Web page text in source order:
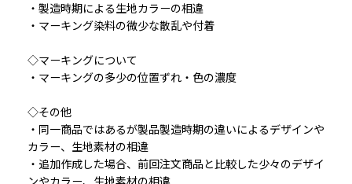
・製造時期による生地カラーの相違
・マーキング染料の微少な散乱や付着
◇マーキングについて
・マーキングの多少の位置ずれ・色の濃度
◇その他
・同一商品ではあるが製品製造時期の違いによるデザインや
カラー、生地素材の相違
・追加作成した場合、前回注文商品と比較した少々のデザイ